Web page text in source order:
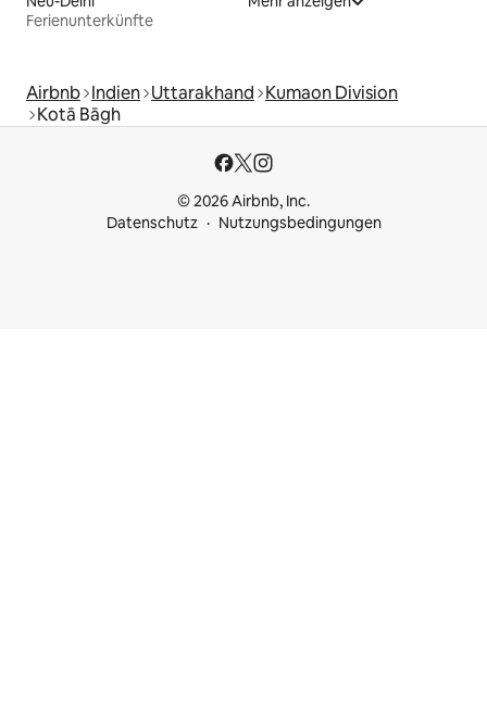
Ferienunterkünfte
Airbnb Indien Uttarakhand Kumaon Division
Kotā Bāgh
© 2026 Airbnb, Inc.
Datenschutz
Nutzungsbedingungen